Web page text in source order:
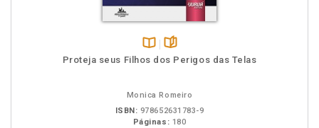
Disponível
páginas
Proteja seus Filhos dos Perigos das Telas
Monica Romeiro
ISBN: 978652631783-9
Páginas: 180